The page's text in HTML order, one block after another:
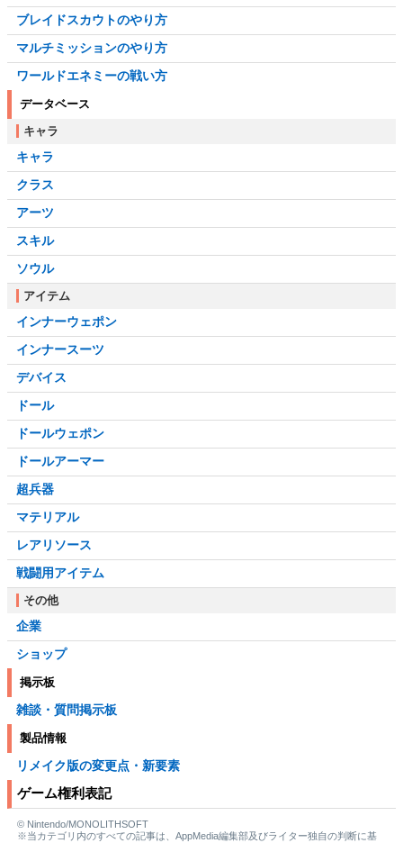
ブレイドスカウトのやり方
マルチミッションのやり方
ワールドエネミーの戦い方
データベース
キャラ
キャラ
クラス
アーツ
スキル
ソウル
アイテム
インナーウェポン
インナースーツ
デバイス
ドール
ドールウェポン
ドールアーマー
超兵器
マテリアル
レアリソース
戦闘用アイテム
その他
企業
ショップ
掲示板
雑談・質問掲示板
製品情報
リメイク版の変更点・新要素
ゲーム権利表記
© Nintendo/MONOLITHSOFT
※当カテゴリ内のすべての記事は、AppMedia編集部及びライター独自の判断に基